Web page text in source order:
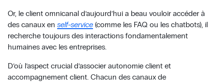
Or, le client omnicanal d’aujourd’hui a beau vouloir accéder à
des canaux en self-service(comme les FAQ ou les chatbots), il
recherche toujours des interactions fondamentalement
humaines avec les entreprises.
D’où l’aspect crucial d’associer autonomie client et
accompagnement client. Chacun des canaux de